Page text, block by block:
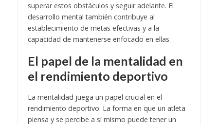
superar estos obstáculos y seguir adelante. El
desarrollo mental también contribuye al
establecimiento de metas efectivas y a la
capacidad de mantenerse enfocado en ellas.
El papel de la mentalidad en
el rendimiento deportivo
La mentalidad juega un papel crucial en el
rendimiento deportivo. La forma en que un atleta
piensa y se percibe a sí mismo puede tener un